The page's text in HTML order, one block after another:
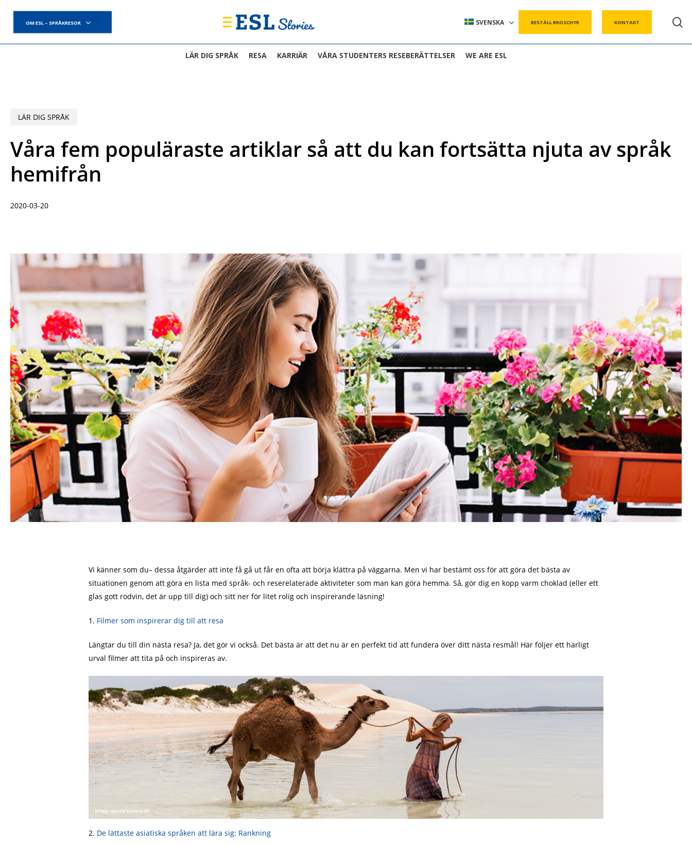
main
content
Hit enter to search or ESC to close
OM ESL – SPRÅKRESOR SVENSKA BESTÄLL BROSCHYR KONTAKT
LÄR DIG SPRÅK RESA KARRIÄR VÅRA STUDENTERS RESEBERÄTTELSER WE ARE ESL
LÄR DIG SPRÅK
Våra fem populäraste artiklar så att du kan fortsätta njuta av språk
hemifrån
2020-03-20
Vi känner som du– dessa åtgärder att inte få gå ut får en ofta att börja klättra på väggarna. Men vi har bestämt oss för att göra det bästa av
situationen genom att göra en lista med språk- och reserelaterade aktiviteter som man kan göra hemma. Så, gör dig en kopp varm choklad (eller ett
glas gott rödvin, det är upp till dig) och sitt ner för litet rolig och inspirerande läsning!
1. Filmer som inspirerar dig till att resa
Längtar du till din nästa resa? Ja, det gör vi också. Det bästa är att det nu är en perfekt tid att fundera över ditt nästa resmål! Här följer ett härligt
urval filmer att tita på och inspireras av.
2. De lättaste asiatiska språken att lära sig: Rankning